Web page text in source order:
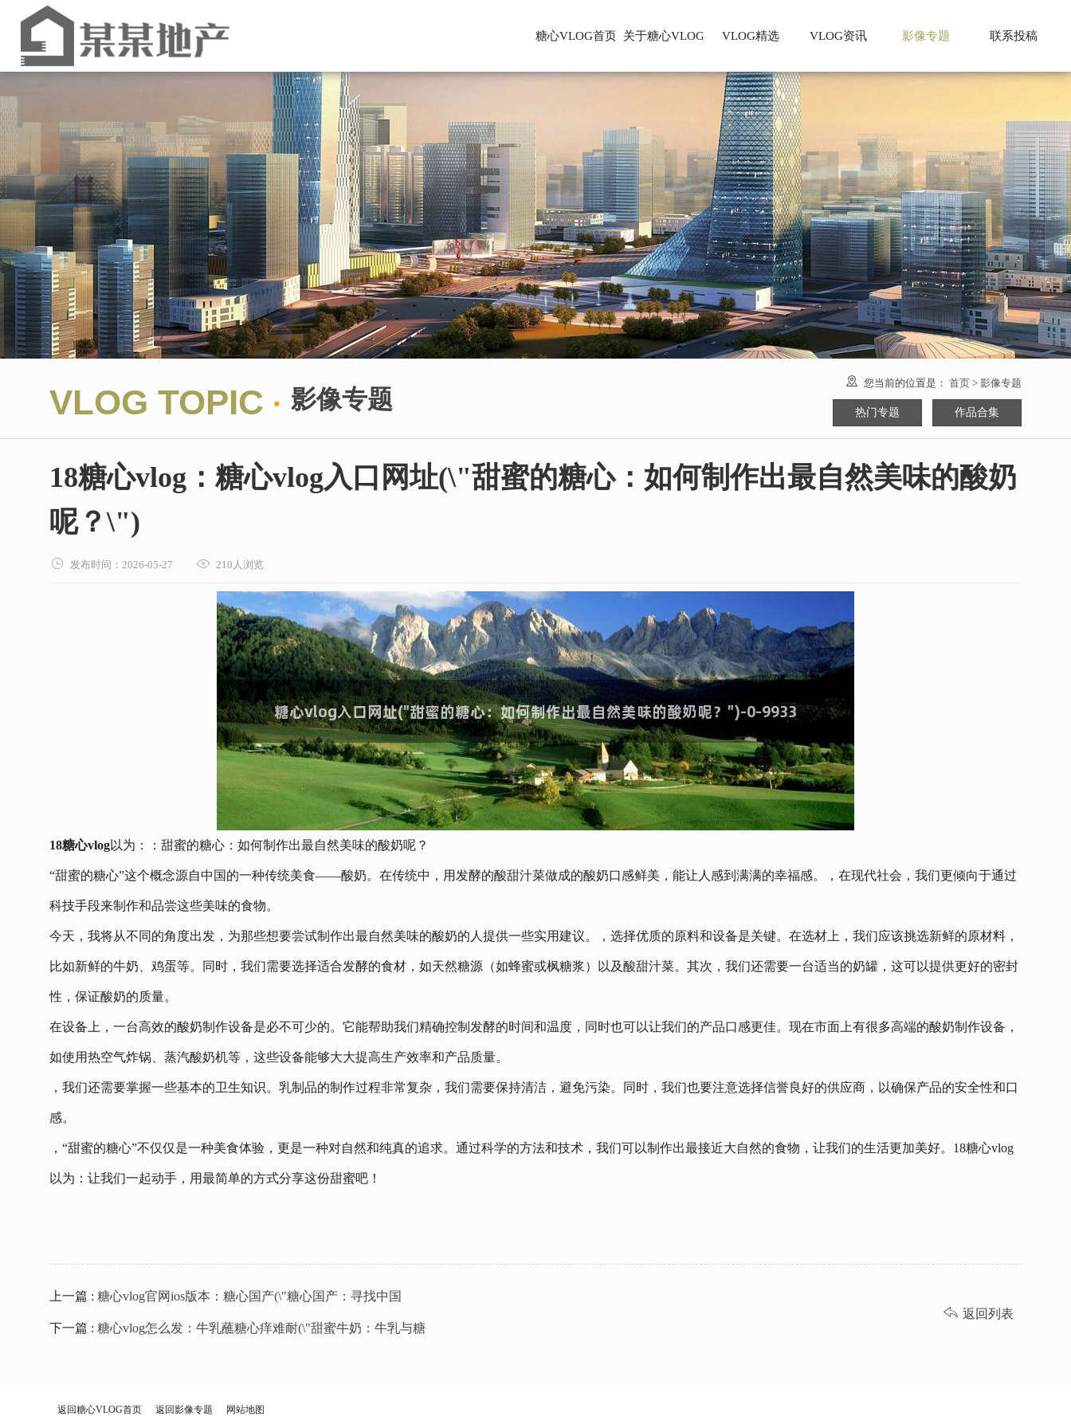
糖心VLOG首页 关于糖心VLOG VLOG精选 VLOG资讯 影像专题 联系投稿
VLOG TOPIC · 影像专题
 您当前的位置是： 首页 > 影像专题
热门专题 作品合集
18糖心vlog：糖心vlog入口网址(\"甜蜜的糖心：如何制作出最自然美味的酸奶
呢？\")
 发布时间：2026-05-27  210人浏览
18糖心vlog以为：：甜蜜的糖心：如何制作出最自然美味的酸奶呢？
“甜蜜的糖心”这个概念源自中国的一种传统美食——酸奶。在传统中，用发酵的酸甜汁菜做成的酸奶口感鲜美，能让人感到满满的幸福感。，在现代社会，我们更倾向于通过
科技手段来制作和品尝这些美味的食物。
今天，我将从不同的角度出发，为那些想要尝试制作出最自然美味的酸奶的人提供一些实用建议。，选择优质的原料和设备是关键。在选材上，我们应该挑选新鲜的原材料，
比如新鲜的牛奶、鸡蛋等。同时，我们需要选择适合发酵的食材，如天然糖源（如蜂蜜或枫糖浆）以及酸甜汁菜。其次，我们还需要一台适当的奶罐，这可以提供更好的密封
性，保证酸奶的质量。
在设备上，一台高效的酸奶制作设备是必不可少的。它能帮助我们精确控制发酵的时间和温度，同时也可以让我们的产品口感更佳。现在市面上有很多高端的酸奶制作设备，
如使用热空气炸锅、蒸汽酸奶机等，这些设备能够大大提高生产效率和产品质量。
，我们还需要掌握一些基本的卫生知识。乳制品的制作过程非常复杂，我们需要保持清洁，避免污染。同时，我们也要注意选择信誉良好的供应商，以确保产品的安全性和口
感。
，“甜蜜的糖心”不仅仅是一种美食体验，更是一种对自然和纯真的追求。通过科学的方法和技术，我们可以制作出最接近大自然的食物，让我们的生活更加美好。18糖心vlog
以为：让我们一起动手，用最简单的方式分享这份甜蜜吧！
上一篇 : 糖心vlog官网ios版本：糖心国产(\"糖心国产：寻找中国
下一篇 : 糖心vlog怎么发：牛乳蘸糖心痒难耐(\"甜蜜牛奶：牛乳与糖
 返回列表
返回糖心VLOG首页 返回影像专题 网站地图